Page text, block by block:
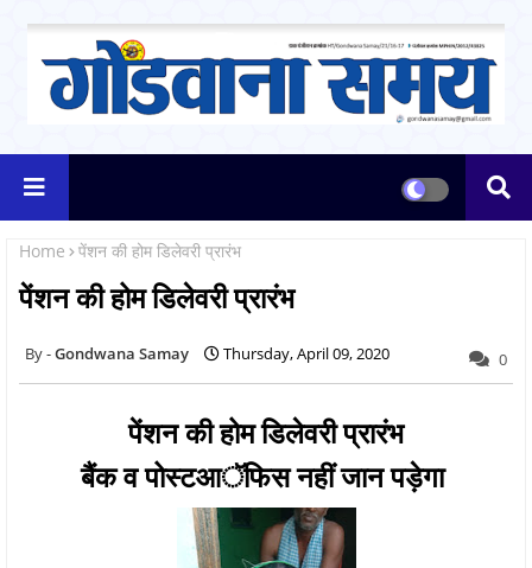
Home पेंशन की होम डिलेवरी प्रारंभ
पेंशन की होम डिलेवरी प्रारंभ
Gondwana Samay Thursday, April 09, 2020 0
पेंशन की होम डिलेवरी प्रारंभ
बैंक व पोस्टआॅफिस नहीं जान पड़ेगा